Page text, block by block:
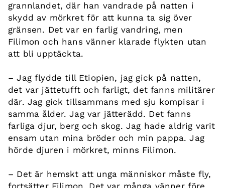
grannlandet, där han vandrade på natten i
skydd av mörkret för att kunna ta sig över
gränsen. Det var en farlig vandring, men
Filimon och hans vänner klarade flykten utan
att bli upptäckta.
– Jag flydde till Etiopien, jag gick på natten,
det var jättetufft och farligt, det fanns militärer
där. Jag gick tillsammans med sju kompisar i
samma ålder. Jag var jätterädd. Det fanns
farliga djur, berg och skog. Jag hade aldrig varit
ensam utan mina bröder och min pappa. Jag
hörde djuren i mörkret, minns Filimon.
– Det är hemskt att unga människor måste fly,